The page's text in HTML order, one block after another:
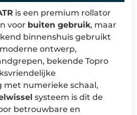
is een premium rollator
voor buiten gebruik, maar
binnenshuis gebruikt
ontwerp,
bekende Topro
met numerieke schaal,
systeem is dit de
betrouwbare en